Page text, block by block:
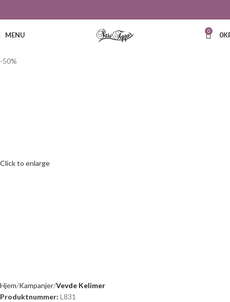
MENU 0 0
-50%
Click to enlarge
Hjem Kampanjer Vevde Kelimer
Produktnummer: L831